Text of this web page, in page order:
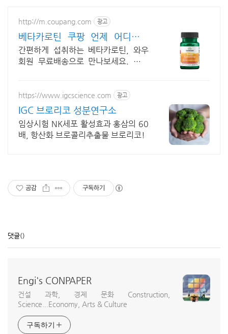
http://m.coupang.com 광고
베타카로틴 쿠팡 언제 어디서나
간편하게
간편하게 섭취하는 베타카로틴, 와우
회원 무료배송으로 만나보세요. 비타
https://www.igcscience.com 광고
IGC 브로리코 성분연구소
임상시험 NK세포 활성효과 홍삼의 60
배, 항산화 브로콜리추출물 브로리코!
공감 구독하기
댓글()
Engi's CONPAPER
건설 과학, 경제 문화 Construction,
Science...Economy, Arts & Culture
구독하기